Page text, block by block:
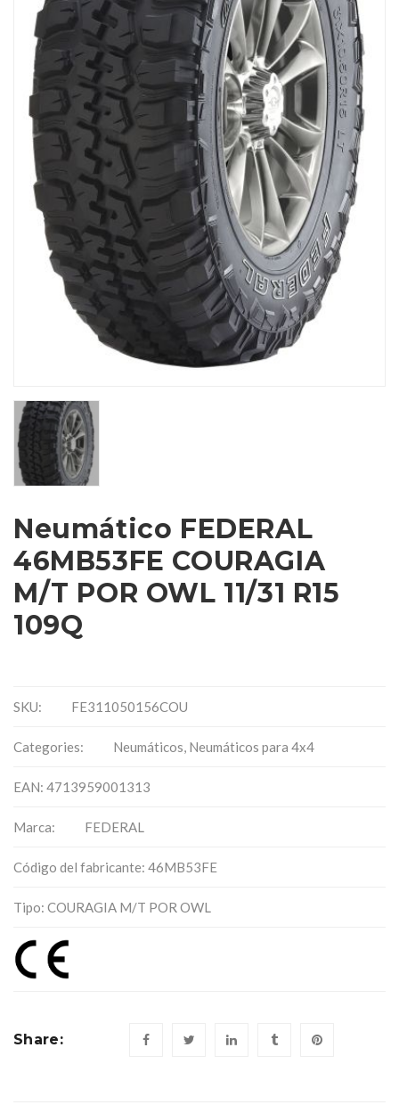
Neumático FEDERAL
46MB53FE COURAGIA
M/T POR OWL 11/31 R15
109Q
SKU: FE311050156COU
Categories: Neumáticos, Neumáticos para 4x4
EAN: 4713959001313
Marca: FEDERAL
Código del fabricante: 46MB53FE
Tipo: COURAGIA M/T POR OWL
Share: